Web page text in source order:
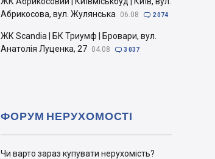
Абрикосова, вул. Жулянська
06.08  2 074
ЖК Scandia | БК Триумф | Бровари, вул.
Анатолія Луценка, 27 04.08  3 037
Чи варто зараз купувати нерухомість?
ФОРУМ НЕРУХОМОСТІ